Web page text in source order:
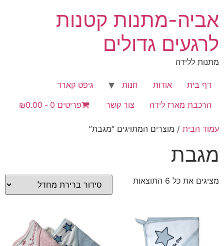
לתוכן
אביה-מתנות קטנות
לרגעים גדולים
מתנות ללידה
דף בית אודות חנות
גיפט קארד
הרכבת מארז לידה
צור קשר פריטים 0 ₪0.00
עמוד הבית / מוצרים המתויגים “מגבת”
מגבת
מציגים את כל ⁦6⁩ התוצאות